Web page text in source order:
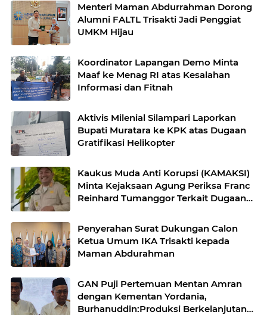
Menteri Maman Abdurrahman Dorong
Alumni FALTL Trisakti Jadi Penggiat
UMKM Hijau
Koordinator Lapangan Demo Minta
Maaf ke Menag RI atas Kesalahan
Informasi dan Fitnah
Aktivis Milenial Silampari Laporkan
Bupati Muratara ke KPK atas Dugaan
Gratifikasi Helikopter
Kaukus Muda Anti Korupsi (KAMAKSI)
Minta Kejaksaan Agung Periksa Franc
Reinhard Tumanggor Terkait Dugaan
Goreng
Penyerahan Surat Dukungan Calon
Ketua Umum IKA Trisakti kepada
Maman Abdurahman
GAN Puji Pertemuan Mentan Amran
dengan Kementan Yordania,
Burhanuddin:Produksi Berkelanjutan